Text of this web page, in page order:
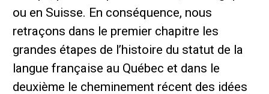
ou en Suisse. En conséquence, nous
retraçons dans le premier chapitre les
grandes étapes de l’histoire du statut de la
langue française au Québec et dans le
deuxième le cheminement récent des idées